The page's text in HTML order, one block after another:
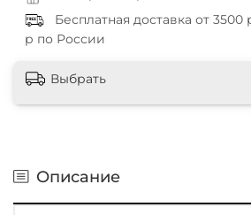
Бесплатная доставка от
р по России
Выбрать
Описание